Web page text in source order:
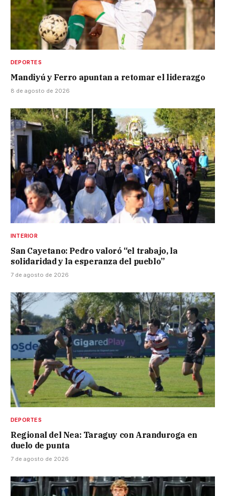
DEPORTES
Mandiyú y Ferro apuntan a retomar el liderazgo
8 de agosto de 2026
INTERIOR
San Cayetano: Pedro valoró “el trabajo, la
solidaridad y la esperanza del pueblo”
7 de agosto de 2026
DEPORTES
Regional del Nea: Taraguy con Aranduroga en
duelo de punta
7 de agosto de 2026